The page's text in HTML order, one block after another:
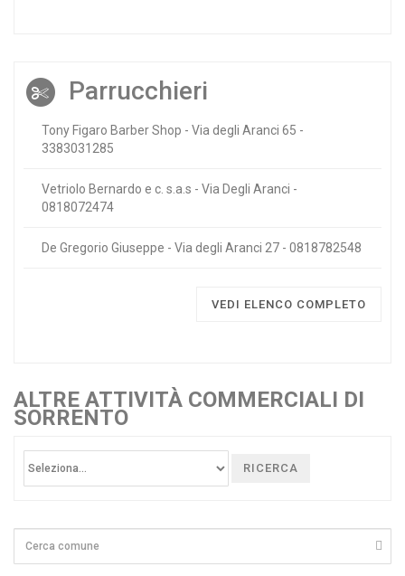
Parrucchieri
Tony Figaro Barber Shop - Via degli Aranci 65 -
3383031285
Vetriolo Bernardo e c. s.a.s - Via Degli Aranci -
0818072474
De Gregorio Giuseppe - Via degli Aranci 27 - 0818782548
VEDI ELENCO COMPLETO
ALTRE ATTIVITÀ COMMERCIALI DI
SORRENTO
RICERCA